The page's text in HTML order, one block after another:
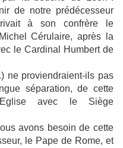
de notre prédécesseur
à son confrère le
Cérulaire, après la
le Cardinal Humbert de
ne proviendraient-ils pas
séparation, de cette
avec le Siège
avons besoin de cette
le Pape de Rome, et